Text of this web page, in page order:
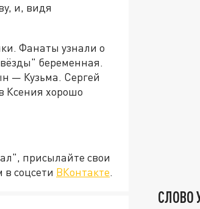
и, видя
Фанаты узнали о
беременная.
— Кузьма. Сергей
Ксения хорошо
присылайте свои
соцсети ВКонтакте.
СЛОВО